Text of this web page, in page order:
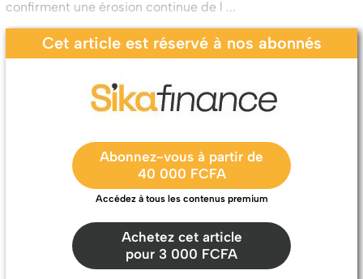
confirment une érosion continue de l ...
Cet article est réservé à nos abonnés
Abonnez-vous à partir de
40 000 FCFA
Accédez à tous les contenus premium
Achetez cet article
pour 3 000 FCFA